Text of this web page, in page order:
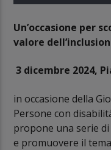
Un’occasione per
valore
3 dicembre 2024,
in occasione della
Persone con
propone una serie
e promuovere il